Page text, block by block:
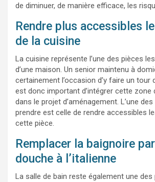
de diminuer, de manière efficace, les
Rendre plus accessibles
de la cuisine
La cuisine représente l’une des pièces
d’une maison. Un senior maintenu à
certainement l’occasion d’y faire un tour
est donc important d’intégrer cette zone
dans le projet d’aménagement. L’une
prendre est celle de rendre accessibles
cette pièce.
Remplacer la baignoire
douche à l’italienne
La salle de bain reste également une